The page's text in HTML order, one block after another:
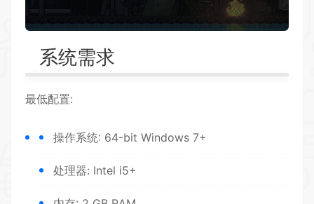
系统需求
最低配置:
操作系统: 64-bit Windows 7+
处理器: Intel i5+